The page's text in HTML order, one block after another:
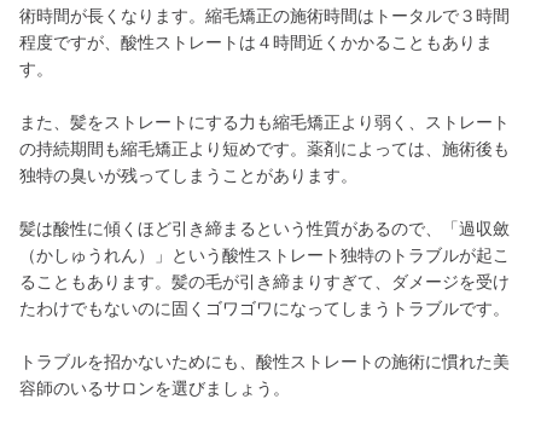
術時間が長くなります。縮毛矯正の施術時間はトータルで３時間
程度ですが、酸性ストレートは４時間近くかかることもありま
す。
また、髪をストレートにする力も縮毛矯正より弱く、ストレート
の持続期間も縮毛矯正より短めです。薬剤によっては、施術後も
独特の臭いが残ってしまうことがあります。
髪は酸性に傾くほど引き締まるという性質があるので、「過収斂
（かしゅうれん）」という酸性ストレート独特のトラブルが起こ
ることもあります。髪の毛が引き締まりすぎて、ダメージを受け
たわけでもないのに固くゴワゴワになってしまうトラブルです。
トラブルを招かないためにも、酸性ストレートの施術に慣れた美
容師のいるサロンを選びましょう。